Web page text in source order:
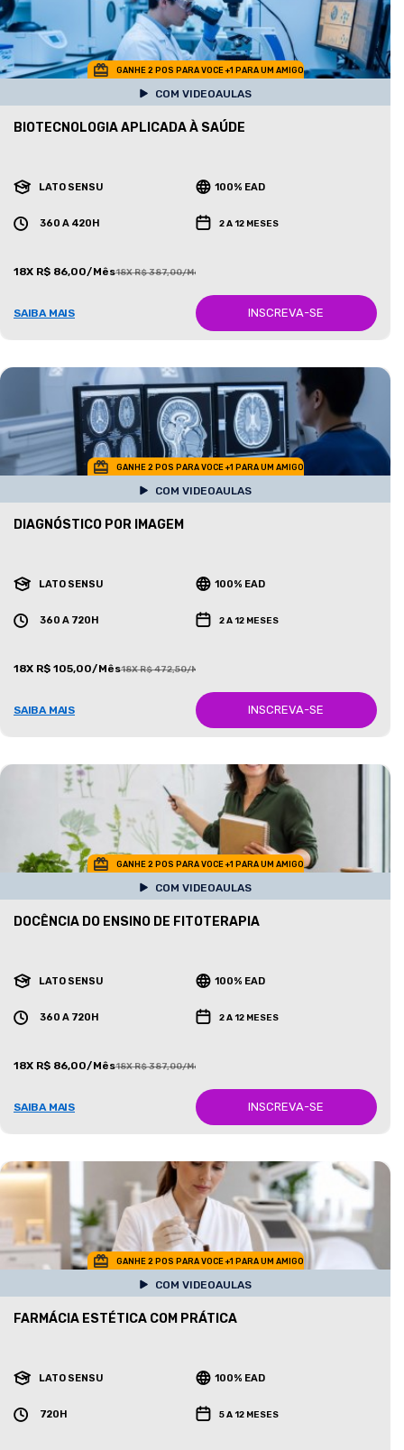
GANHE 2 POS PARA VOCE +1 PARA UM AMIGO
COM VIDEOAULAS
BIOTECNOLOGIA APLICADA À SAÚDE
LATO SENSU 100% EAD
360 A 420H 2 A 12 MESES
18X R$ 86,00/Mês18X R$ 387,00/Mês
SAIBA MAIS INSCREVA-SE
GANHE 2 POS PARA VOCE +1 PARA UM AMIGO
COM VIDEOAULAS
DIAGNÓSTICO POR IMAGEM
LATO SENSU 100% EAD
360 A 720H 2 A 12 MESES
18X R$ 105,00/Mês18X R$ 472,50/Mês
SAIBA MAIS INSCREVA-SE
GANHE 2 POS PARA VOCE +1 PARA UM AMIGO
COM VIDEOAULAS
DOCÊNCIA DO ENSINO DE FITOTERAPIA
LATO SENSU 100% EAD
360 A 720H 2 A 12 MESES
18X R$ 86,00/Mês18X R$ 387,00/Mês
SAIBA MAIS INSCREVA-SE
GANHE 2 POS PARA VOCE +1 PARA UM AMIGO
COM VIDEOAULAS
FARMÁCIA ESTÉTICA COM PRÁTICA
LATO SENSU 100% EAD
720H 5 A 12 MESES